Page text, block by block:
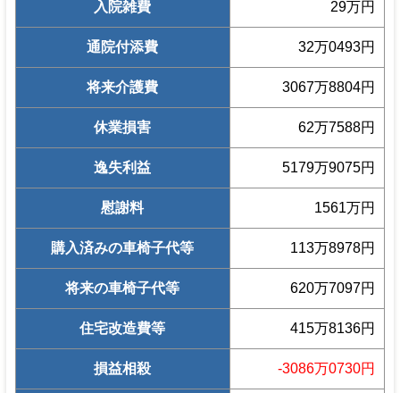
入院雑費 29万円
通院付添費 32万0493円
将来介護費 3067万8804円
休業損害 62万7588円
逸失利益 5179万9075円
慰謝料 1561万円
購入済みの車椅子代等 113万8978円
将来の車椅子代等 620万7097円
住宅改造費等 415万8136円
損益相殺 -3086万0730円